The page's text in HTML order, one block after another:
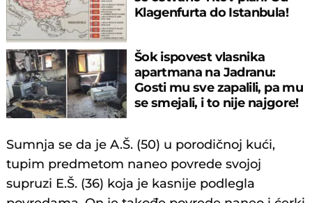
Klagenfurta do Istanbula!
Šok ispovest vlasnika
apartmana na Jadranu:
Gosti mu sve zapalili, pa mu
se smejali, i to nije najgore!
Sumnja se da je A.Š. (50) u porodičnoj kući,
tupim predmetom naneo povrede svojoj
supruzi E.Š. (36) koja je kasnije podlegla